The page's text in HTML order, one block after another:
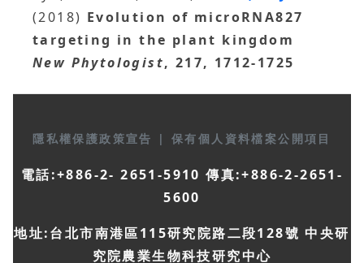
(2018) Evolution of microRNA827
targeting in the plant kingdom
New Phytologist, 217, 1712-1725
隱私權保護政策宣告 | 保有個人資料檔案公開項目
電話:+886-2- 2651-5910 傳真:+886-2-2651-
5600
地址:台北市南港區115研究院路二段128號 中央研
究院農業生物科技研究中心